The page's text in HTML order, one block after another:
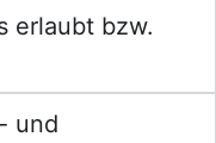
erlaubt bzw.
und